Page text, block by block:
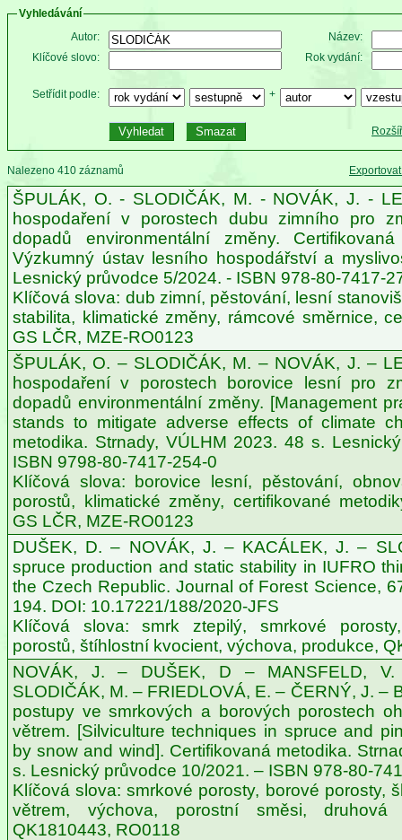
Vyhledávání
Autor:
Název:
Klíčové slovo:
Rok vydání:
Setřídit podle: +
Nalezeno 410 záznamů
ŠPULÁK, O. - SLODIČÁK, M. - NOVÁK, J. -
hospodaření v porostech dubu zimního pro
dopadů environmentální změny.
Výzkumný ústav lesního hospodářství a
Lesnický průvodce 5/2024. - ISBN 978-80-7417-
Klíčová slova: dub zimní, pěstování, lesní
stabilita, klimatické změny, rámcové směrnice,
GS LČR, MZE-RO0123
ŠPULÁK, O. – SLODIČÁK, M. – NOVÁK, J. –
hospodaření v porostech borovice lesní pro
dopadů environmentální změny. [Management
stands to mitigate adverse effects of climate
metodika. Strnady, VÚLHM 2023. 48 s.
ISBN 9798-80-7417-254-0
Klíčová slova: borovice lesní, pěstování,
porostů, klimatické změny, certifikované
GS LČR, MZE-RO0123
DUŠEK, D. – NOVÁK, J. – KACÁLEK, J. –
spruce production and static stability in IUFRO
the Czech Republic. Journal of Forest Science,
194. DOI: 10.17221/188/2020-JFS
Klíčová slova: smrk ztepilý, smrkové
porostů, štíhlostní kvocient, výchova, produkce,
NOVÁK, J. – DUŠEK, D – MANSFELD,
SLODIČÁK, M. – FRIEDLOVÁ, E. – ČERNÝ, J. –
postupy ve smrkových a borových porostech
větrem. [Silviculture techniques in spruce and
by snow and wind]. Certifikovaná metodika.
s. Lesnický průvodce 10/2021. – ISBN 978-80-
Klíčová slova: smrkové porosty, borové porosty,
větrem, výchova, porostní směsi, druhová
QK1810443, RO0118